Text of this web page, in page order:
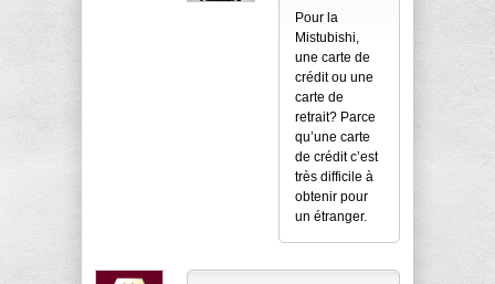
Pour la
Mistubishi,
une carte de
crédit ou une
carte de
retrait? Parce
qu’une carte
de crédit c’est
très difficile à
obtenir pour
un étranger.